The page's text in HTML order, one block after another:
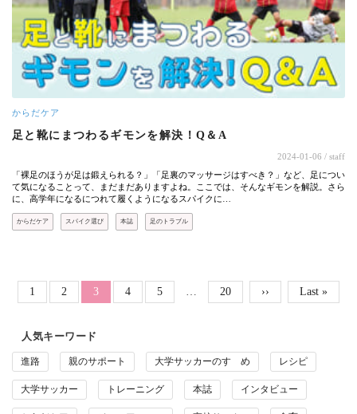
からだケア
足と靴にまつわるギモンを解決！Q＆A
2024-01-06 / staff
「裸足のほうが足は鍛えられる？」「足裏のマッサージはすべき？」など、足につい
て気になることって、まだまだありますよね。ここでは、そんなギモンを解説。さら
に、高学年になるにつれて履くようになるスパイクに…
からだケア スパイク選び 本誌 足のトラブル
ページ送り
Page
1 Page
2 カレントページ
3 Page
4 Page
5 Page
20 次ページ
›› 最終ページ
Last »
人気キーワード
進路 親のサポート 大学サッカーのすゝめ レシピ
大学サッカー トレーニング 本誌 インタビュー